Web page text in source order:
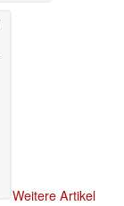
Weitere Artikel